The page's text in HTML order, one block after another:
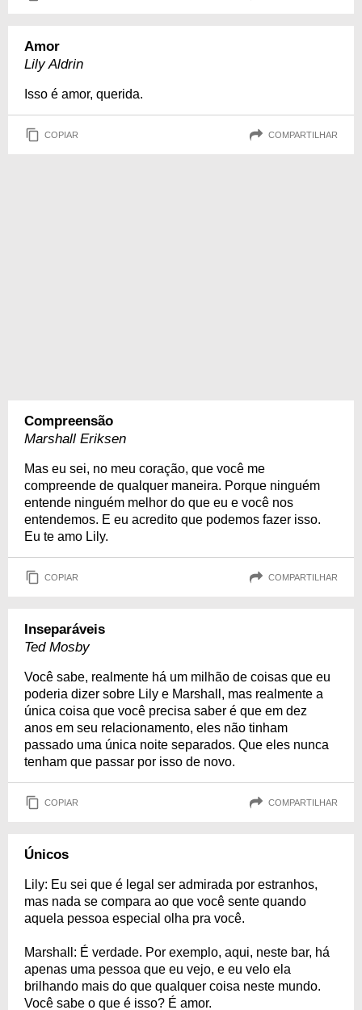
Amor
Lily Aldrin
Isso é amor, querida.
COPIAR COMPARTILHAR
Compreensão
Marshall Eriksen
Mas eu sei, no meu coração, que você me
compreende de qualquer maneira. Porque ninguém
entende ninguém melhor do que eu e você nos
entendemos. E eu acredito que podemos fazer isso.
Eu te amo Lily.
COPIAR COMPARTILHAR
Inseparáveis
Ted Mosby
Você sabe, realmente há um milhão de coisas que eu
poderia dizer sobre Lily e Marshall, mas realmente a
única coisa que você precisa saber é que em dez
anos em seu relacionamento, eles não tinham
passado uma única noite separados. Que eles nunca
tenham que passar por isso de novo.
COPIAR COMPARTILHAR
Únicos
Lily: Eu sei que é legal ser admirada por estranhos,
mas nada se compara ao que você sente quando
aquela pessoa especial olha pra você.
Marshall: É verdade. Por exemplo, aqui, neste bar, há
apenas uma pessoa que eu vejo, e eu velo ela
brilhando mais do que qualquer coisa neste mundo.
Você sabe o que é isso? É amor.